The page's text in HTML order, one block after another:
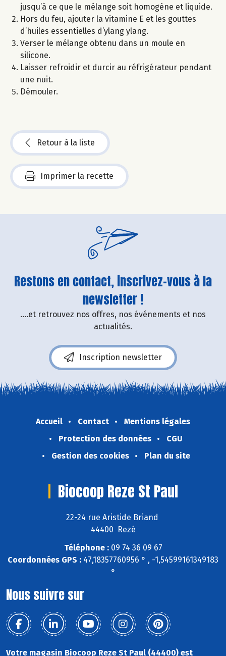
jusqu’à ce que le mélange soit homogène et liquide.
Hors du feu, ajouter la vitamine E et les gouttes
d’huiles essentielles d’ylang ylang.
Verser le mélange obtenu dans un moule en
silicone.
Laisser refroidir et durcir au réfrigérateur pendant
une nuit.
Démouler.
Retour à la liste
Imprimer la recette
Restons en contact, inscrivez-vous à la
newsletter !
....et retrouvez nos offres, nos événements et nos
actualités.
Inscription newsletter
Accueil Contact
Mentions légales
Protection des données
CGU
Gestion des cookies
Plan du site
Biocoop Reze St Paul
22-24 rue Aristide Briand
44400 Rezé
Téléphone :09 74 36 09 67
Coordonnées GPS : 47,18357760956 ° , -1,54599161349183
°
Nous suivre sur
Votre magasin Biocoop Reze St Paul (44400) est